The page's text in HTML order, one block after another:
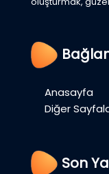
Anasayfa
Diğer
Son